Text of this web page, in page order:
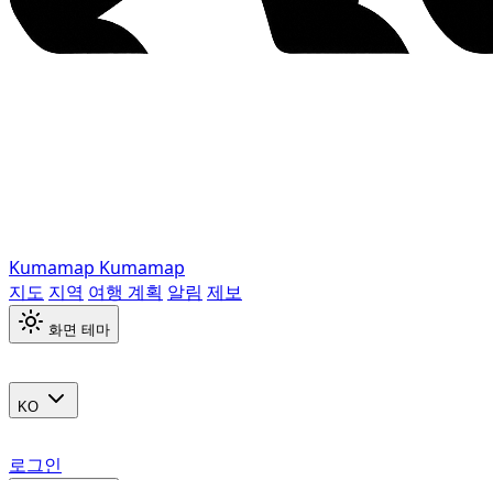
Kumamap Kumamap
지도 지역 여행 계획 알림 제보
화면 테마
KO
로그인